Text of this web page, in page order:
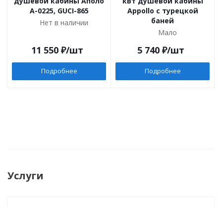
A-0225, GUCI-865
Нет в наличии
11 550 ₽/шт
Подробнее
Appollo с турецкой
баней
Мало
5 740 ₽/шт
Подробнее
Услуги